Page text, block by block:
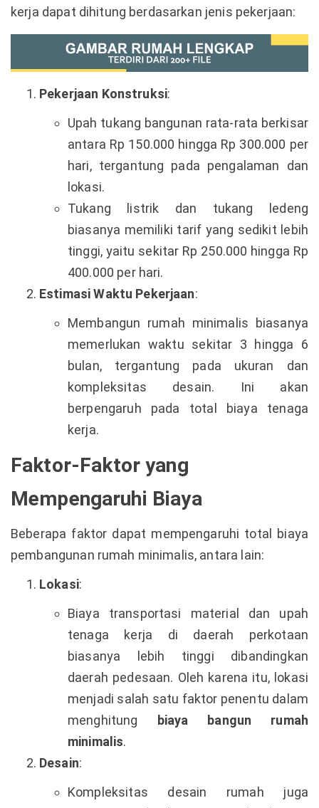
kerja dapat dihitung berdasarkan jenis pekerjaan:
Pekerjaan Konstruksi:
Upah tukang bangunan rata-rata berkisar
antara Rp 150.000 hingga Rp 300.000 per
hari, tergantung pada pengalaman dan
lokasi.
Tukang listrik dan tukang ledeng
biasanya memiliki tarif yang sedikit lebih
tinggi, yaitu sekitar Rp 250.000 hingga Rp
400.000 per hari.
Estimasi Waktu Pekerjaan:
Membangun rumah minimalis biasanya
memerlukan waktu sekitar 3 hingga 6
bulan, tergantung pada ukuran dan
kompleksitas desain. Ini akan
berpengaruh pada total biaya tenaga
kerja.
Faktor-Faktor yang
Mempengaruhi Biaya
Beberapa faktor dapat mempengaruhi total biaya
pembangunan rumah minimalis, antara lain:
Lokasi:
Biaya transportasi material dan upah
tenaga kerja di daerah perkotaan
biasanya lebih tinggi dibandingkan
daerah pedesaan. Oleh karena itu, lokasi
menjadi salah satu faktor penentu dalam
menghitung
biaya bangun rumah
minimalis.
Desain:
Kompleksitas desain rumah juga